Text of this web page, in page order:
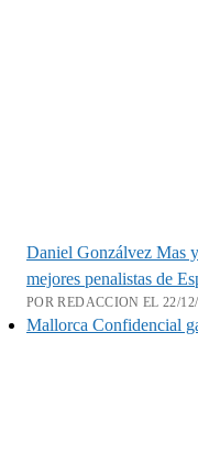
Daniel Gonzálvez Mas
mejores penalistas de
POR REDACCION EL 22/
Mallorca Confidencial